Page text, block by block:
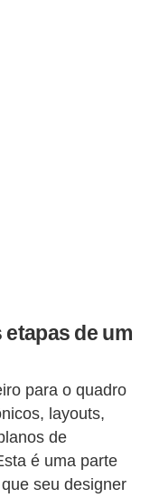
de um
para o quadro
layouts,
de
é uma parte
seu designer